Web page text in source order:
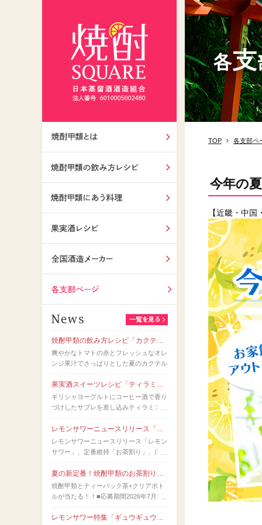
焼酎甲類の飲み方レシピ「カクテル名人」
爽やかなトマトの赤とフレッシュなオレ
ンジ果汁でさっぱりとした夏のカクテル
ギリシャヨーグルトにコーヒー酒で香り
づけしたサブレを差し込みティラミス風
に。
レモンサワーニュースリリース「レモン
サワー」、定番維持「お茶割り」、広が
りの兆し（令和8年7月）
焼酎甲類とティーバック茶+クリアボト
ルが当たる！！■応募期間2026年7月10
日(金)～2026年8月20日(木)■賞品・当選
者数焼酎甲類1本と水出しができるティレモンサワー特集「ギュウギュウレモンサワー」作り方動画を公開しました。
TOP 各支部ペ
今年の
【近畿・中